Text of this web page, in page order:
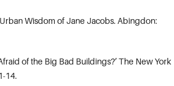
Wisdom of Jane Jacobs. Abingdon:
of the Big Bad Buildings?’ The New York
14.